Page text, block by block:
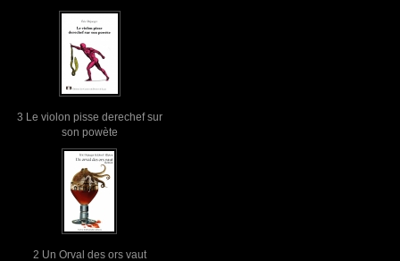
3 Le violon pisse derechef sur
son powète
2 Un Orval des ors vaut